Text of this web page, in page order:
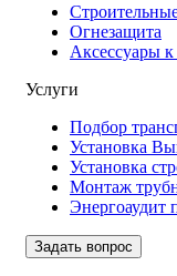
Огнезащита
Аксессуары
Услуги
Подбор
Установка
Установка
Монтаж
Энергоаудит
Задать вопрос